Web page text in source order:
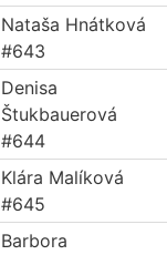
Nataša Hnátková
#643
Denisa
Štukbauerová
#644
Klára Malíková
#645
Barbora